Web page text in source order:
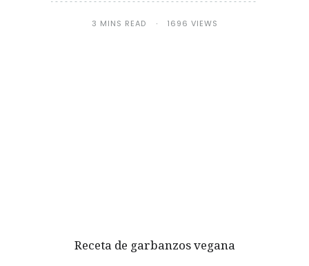
3 MINS READ 1696 VIEWS
Receta de garbanzos vegana